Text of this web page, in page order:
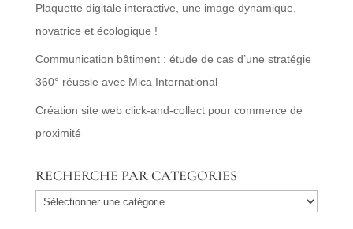
Plaquette digitale interactive, une image dynamique,
novatrice et écologique !
Communication bâtiment : étude de cas d’une stratégie
360° réussie avec Mica International
Création site web click-and-collect pour commerce de
proximité
RECHERCHE PAR CATEGORIES
RECHERCHE